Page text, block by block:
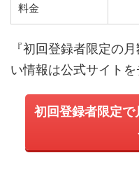
料金
『初回登録者限定の
い情報は公式サイトを
初回登録者限定